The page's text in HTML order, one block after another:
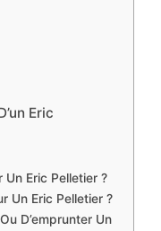
Eric
Un Eric Pelletier ?
Un Eric Pelletier ?
D’emprunter Un